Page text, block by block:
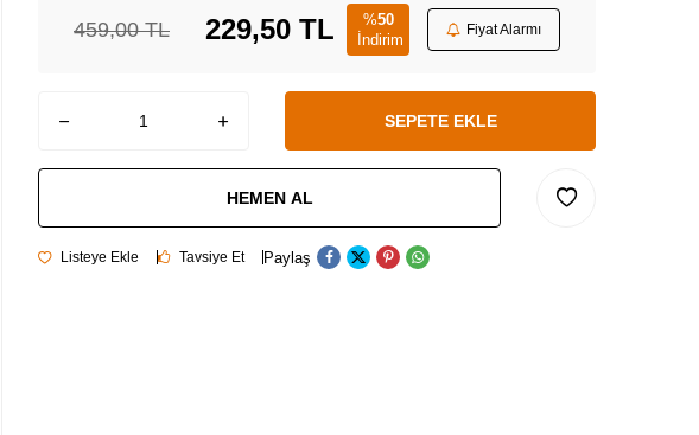
459,00TL 229,50 TL %50
İndirim
Fiyat Alarmı
SEPETE EKLE
HEMEN AL
Listeye Ekle Tavsiye Et Paylaş